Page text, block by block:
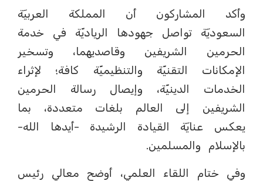
وأكد المشاركون أن المملكة العربيٓة
السعوديٓة تواصل جهودها الرياديّة في خدمة
الحرمين الشريفين وقاصديهما، وتسخير
الإمكانات التقنيّة والتنظيميّة كافة؛ لإثراء
الخدمات الدينيّة، وإيصال رسالة الحرمين
الشريفين إلى العالم بلغات متعددة، بما
يعكس عنايٓة القيادة الرشيدة -أيدها الله-
بالإسلام والمسلمين.
وفي ختام اللقاء العلمي، أوضح معالي رئيس